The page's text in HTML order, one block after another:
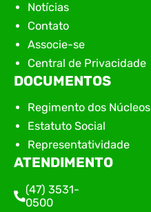
Notícias
Contato
Associe-se
Central de Privacidade
DOCUMENTOS
Regimento dos Núcleos
Estatuto Social
Representatividade
ATENDIMENTO
(47) 3531-
0500